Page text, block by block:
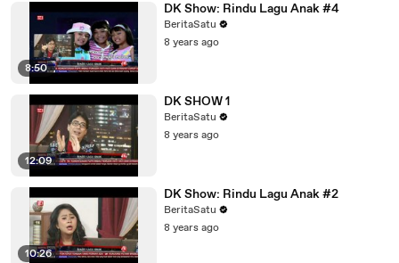
8:50
DK Show: Rindu Lagu Anak #4
BeritaSatu
8 years ago
12:09
DK SHOW 1
BeritaSatu
8 years ago
10:26
DK Show: Rindu Lagu Anak #2
BeritaSatu
8 years ago